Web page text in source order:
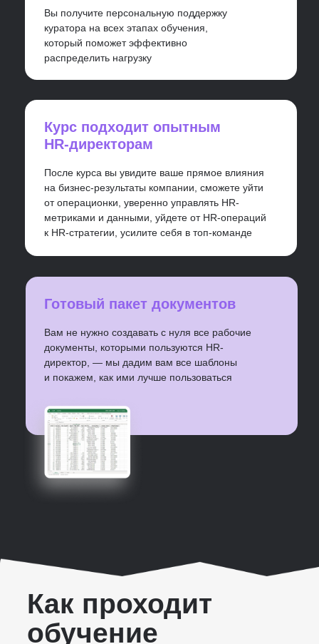
Сделайте +1 шаг
На обучении директора по управлению
персоналом вы систематизируете свои
партнёром для сотрудников и бизнеса и
получите новые компетенции или усилите
Всё это позволит вам претендовать на новую
роль в компании. После окончания курса или
Для начальства
Для резюме
Для себя
Программу может
оплатить ваш
работодатель
Ответим на все вопросы и поделимся
шаблоном убедительного письма начальству
После окончания обучения hr директора вы
Задать вопрос